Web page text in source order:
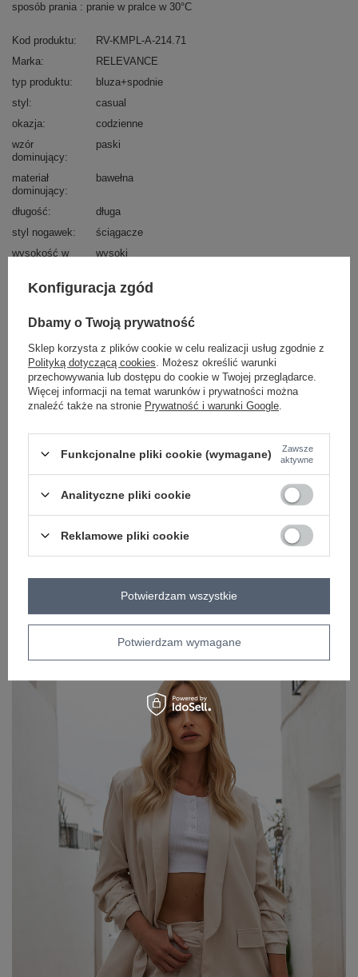
sposób prania : pranie w pralce w 30°C
Kod produktu
RV-KMPL-A-214.71
Marka
RELEVANCE
typ produktu
bluza+spodnie
styl
casual
okazja
codzienne
wzór
dominujący
paski
materiał
dominujący
bawełna
długość
długa
styl nogawek
ściągacze
wysokość w
wysoki
kieszenie
boczne
dekolt
serek / dekolt V
cechy
dodatkowe
naszywki
skład materiału 90% bawełna 10% elastan
OPIS PRODUKTU
ZAKŁADKA KOSZTY WYSYŁKI
Z naszego bloga
Hity sezonu w stylu Reserved, które znajdziesz w
Konfiguracja zgód
Dbamy o Twoją prywatność
Sklep korzysta z plików cookie w celu realizacji usług zgodnie z
Polityką dotyczącą cookies . Możesz określić warunki
przechowywania lub dostępu do cookie w Twojej przeglądarce.
Więcej informacji na temat warunków i prywatności można
znaleźć także na stronie Prywatność i warunki Google
Funkcjonalne pliki cookie (wymagane)
Zawsze
aktywne
Analityczne pliki cookie
Reklamowe pliki cookie
Potwierdzam wymagane
Potwierdzam wszystkie